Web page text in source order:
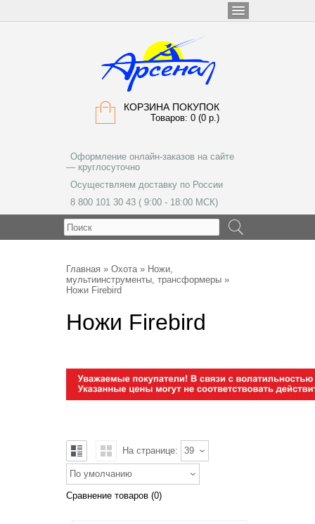
КОРЗИНА ПОКУПОК
Товаров: 0 (0 р.)
Оформление онлайн-заказов на сайте
— круглосуточно
Осуществляем доставку по России
8 800 101 30 43 ( 9:00 - 18:00 МСК)
Главная » Охота» Ножи,
мультиинструменты, трансформеры »
Ножи Firebird
Ножи Firebird
На странице: 39
По умолчанию
Сравнение товаров (0)